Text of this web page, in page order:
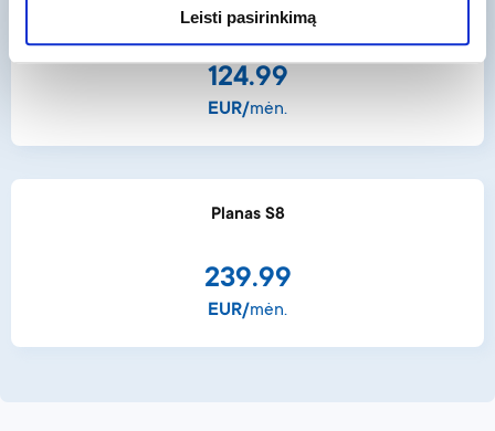
Leisti pasirinkimą
Planas S6
124.99
EUR/mėn.
Planas S8
239.99
EUR/mėn.